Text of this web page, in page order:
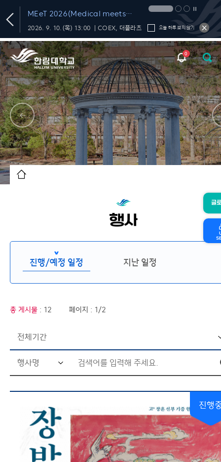
MEeT 2026(Medical meets
Technology 2026)
2026. 9. 10.(목) 13:00 ｜COEX, 더플라츠 오늘 하루 보지 않기
0
글
행사
진행/예정 일정 지난 일정
총 게시물 : 12 페이지 : 1/2
진행